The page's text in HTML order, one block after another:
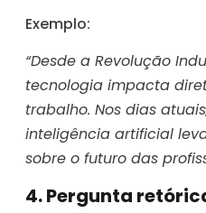
Exemplo:
“Desde a Revolução
tecnologia impacta
trabalho. Nos dias
inteligência artificial
sobre o futuro das
4. Pergunta